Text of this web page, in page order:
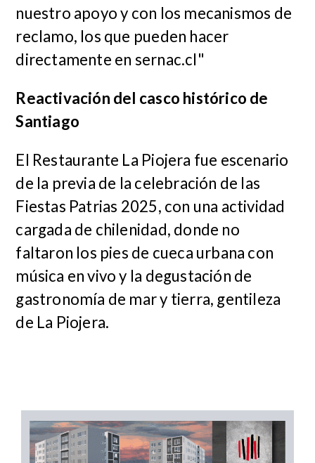
nuestro apoyo y con los mecanismos de
reclamo, los que pueden hacer
directamente en sernac.cl"
Reactivación del casco histórico de
Santiago
El Restaurante La Piojera fue escenario
de la previa de la celebración de las
Fiestas Patrias 2025, con una actividad
cargada de chilenidad, donde no
faltaron los pies de cueca urbana con
música en vivo y la degustación de
gastronomía de mar y tierra, gentileza
de La Piojera.